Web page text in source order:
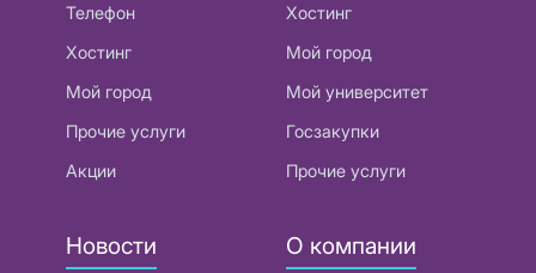
Телефон
Хостинг
Мой город
Прочие услуги
Акции
Хостинг
Мой город
Мой университет
Госзакупки
Прочие услуги
Новости О компании